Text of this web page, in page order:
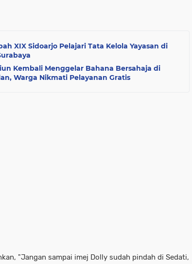
XIX Sidoarjo Pelajari Tata Kelola Yayasan di
Kembali Menggelar Bahana Bersahaja di
Warga Nikmati Pelayanan Gratis
"Jangan sampai imej Dolly sudah pindah di Sedati,